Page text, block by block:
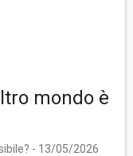
mondo è
- 13/05/2026